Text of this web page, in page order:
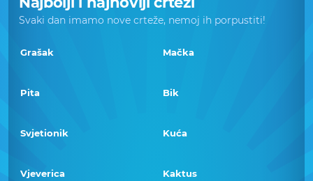
Svaki dan imamo nove crteže, nemoj ih porpustiti!
Grašak Mačka
Pita Bik
Svjetionik Kuća
Vjeverica Kaktus